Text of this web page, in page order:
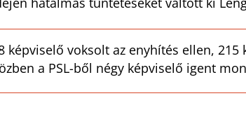
képviselő voksolt az enyhítés ellen,
a PSL-ből négy képviselő igent